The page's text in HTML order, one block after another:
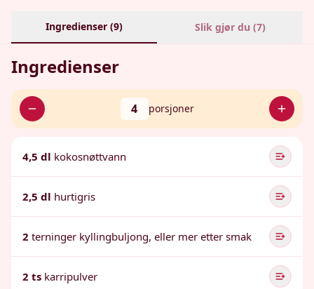
Ingredienser (9) Slik gjør du (7)
Ingredienser
4 porsjoner
4,5 dl kokosnøttvann
2,5 dl hurtigris
2 terninger kyllingbuljong, eller mer etter smak
2 ts karripulver